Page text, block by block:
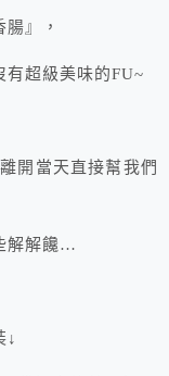
』，
有超級美味的FU~
開當天直接幫我們
解解饞…
↓